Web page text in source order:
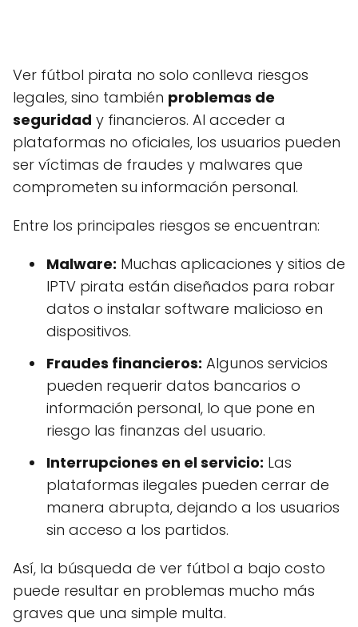
Ver fútbol pirata no solo conlleva riesgos
legales, sino también problemas de
seguridad y financieros. Al acceder a
plataformas no oficiales, los usuarios pueden
ser víctimas de fraudes y malwares que
comprometen su información personal.
Entre los principales riesgos se encuentran:
Malware: Muchas aplicaciones y sitios de
IPTV pirata están diseñados para robar
datos o instalar software malicioso en
dispositivos.
Fraudes financieros: Algunos servicios
pueden requerir datos bancarios o
información personal, lo que pone en
riesgo las finanzas del usuario.
Interrupciones en el servicio: Las
plataformas ilegales pueden cerrar de
manera abrupta, dejando a los usuarios
sin acceso a los partidos.
Así, la búsqueda de ver fútbol a bajo costo
puede resultar en problemas mucho más
graves que una simple multa.